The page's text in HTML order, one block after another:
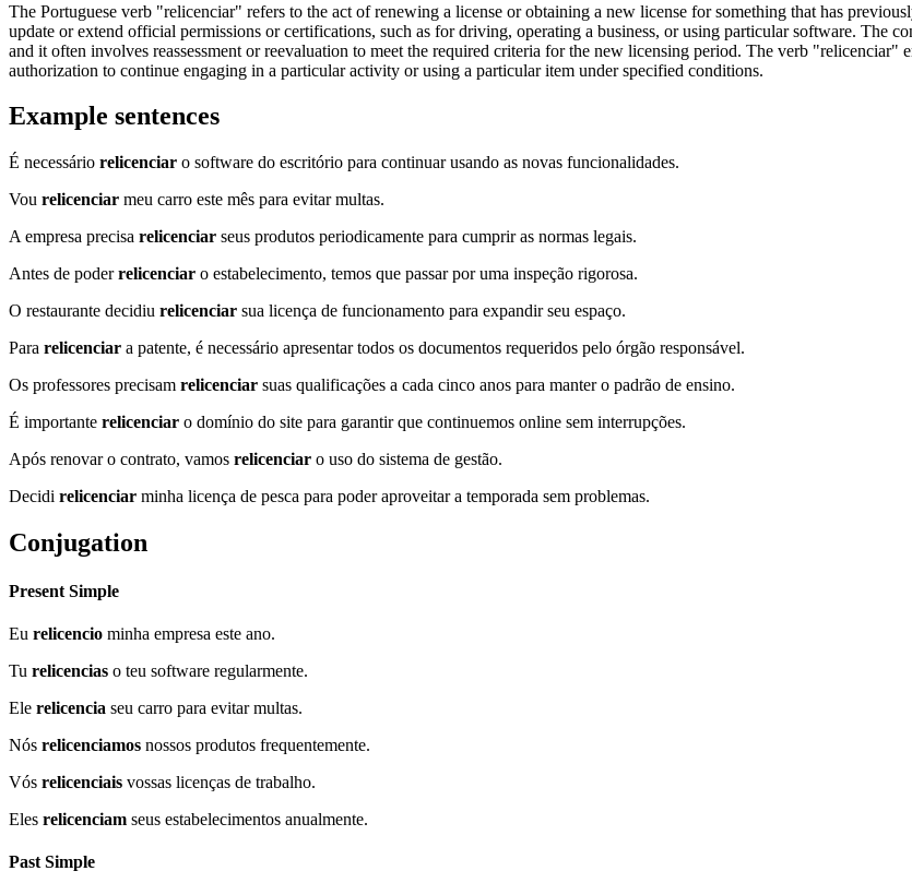
The Portuguese verb "relicenciar" refers to the act of renewing a license or obtaining a new license for something that has
update or extend official permissions or certifications, such as for driving, operating a business, or using particular software. The
and it often involves reassessment or reevaluation to meet the required criteria for the new licensing period. The verb "relicenciar"
authorization to continue engaging in a particular activity or using a particular item under specified conditions.
Example sentences
É necessário relicenciar o software do escritório para continuar usando as novas funcionalidades.
Vou relicenciar meu carro este mês para evitar multas.
A empresa precisa relicenciar seus produtos periodicamente para cumprir as normas legais.
Antes de poderrelicenciar o estabelecimento, temos que passar por uma inspeção rigorosa.
O restaurante decidiu relicenciar sua licença de funcionamento para expandir seu espaço.
Para relicenciar a patente, é necessário apresentar todos os documentos requeridos pelo órgão responsável.
Os professores precisam relicenciar suas qualificações a cada cinco anos para manter o padrão de ensino.
É importante relicenciar o domínio do site para garantir que continuemos online sem interrupções.
Após renovar o contrato, vamos relicenciar o uso do sistema de gestão.
Decidi relicenciar minha licença de pesca para poder aproveitar a temporada sem problemas.
Conjugation
Present Simple
Eu relicencio minha empresa este ano.
Tu relicencias o teu software regularmente.
Ele relicencia seu carro para evitar multas.
Nós relicenciamos nossos produtos frequentemente.
Vós relicenciais vossas licenças de trabalho.
Eles relicenciam seus estabelecimentos anualmente.
Past Simple